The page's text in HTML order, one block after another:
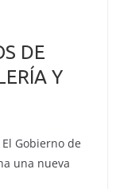
DE
Y
Gobierno de
una nueva